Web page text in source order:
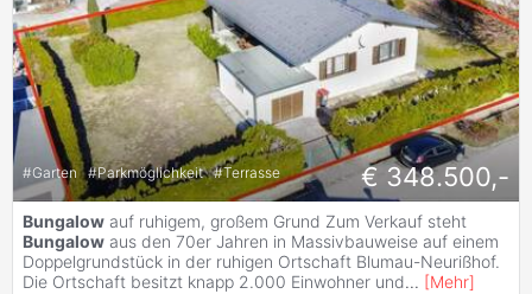
#Garten #Parkmöglichkeit #Terrasse € 348.500,-
Bungalow auf ruhigem, großem Grund Zum Verkauf steht
Bungalow aus den 70er Jahren in Massivbauweise auf einem
Doppelgrundstück in der ruhigen Ortschaft Blumau-Neurißhof.
Die Ortschaft besitzt knapp 2.000 Einwohner und... [Mehr]